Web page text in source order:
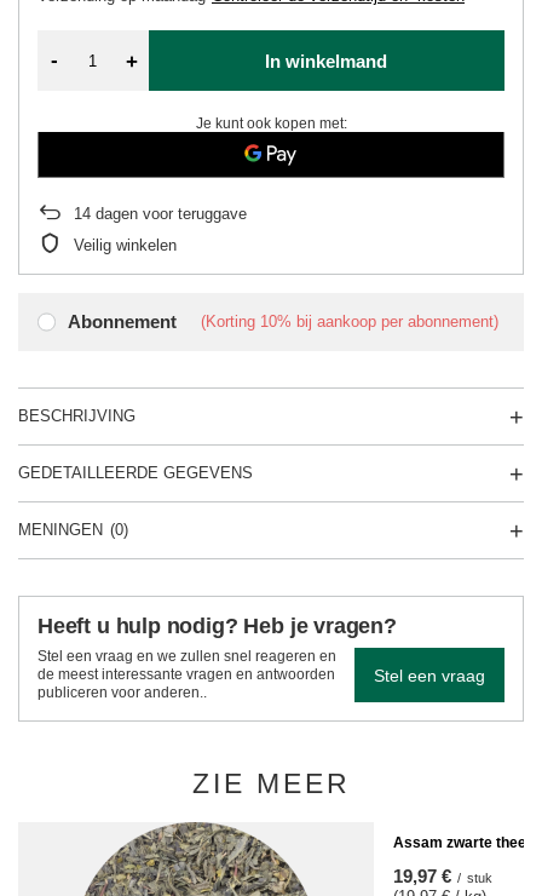
Abonnement (Korting 10% bij aankoop per abonnement)
- + In winkelmand
Je kunt ook kopen met:
14 dagen voor teruggave
Veilig winkelen
BESCHRIJVING
GEDETAILLEERDE GEGEVENS
MENINGEN (0)
Heeft u hulp nodig? Heb je vragen?
Stel een vraag en we zullen snel reageren en
de meest interessante vragen en antwoorden
publiceren voor anderen..
Stel een vraag
ZIE MEER
Assam zwarte thee 1
19,97 € / stuk